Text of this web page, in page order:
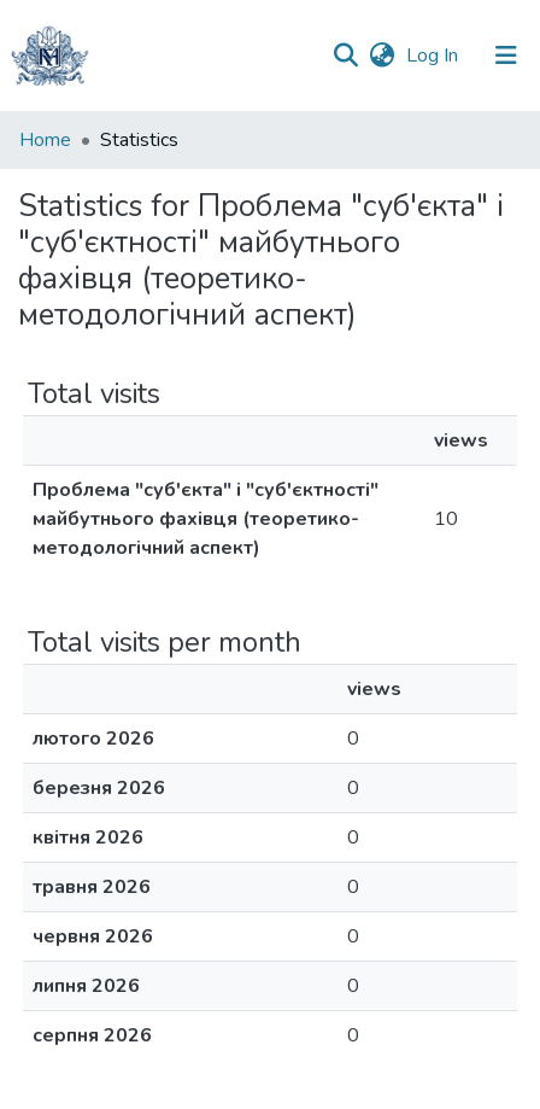
Log In (current)
Communities
Collections
All of DSpace
Home Statistics
Statistics for Проблема "суб'єкта" і
"суб'єктності" майбутнього
фахівця (теоретико-
методологічний аспект)
Total visits
views
Проблема "суб'єкта" і "суб'єктності"
майбутнього фахівця (теоретико-
методологічний аспект)
10
Total visits per month
views
лютого 2026
0
березня 2026
0
квітня 2026
0
травня 2026
0
червня 2026
0
липня 2026
0
серпня 2026
0